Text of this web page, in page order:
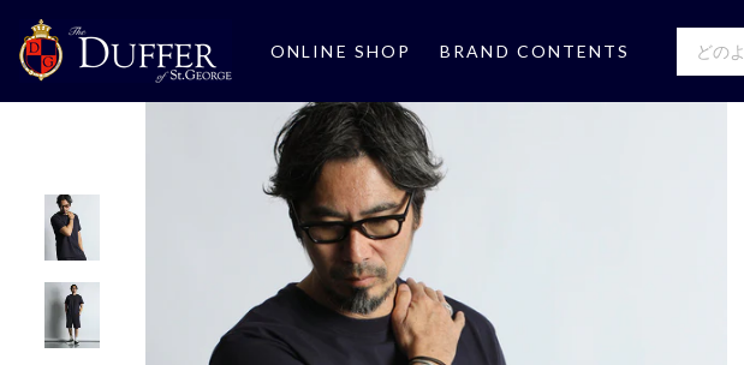
ONLINE SHOP BRAND CONTENTS